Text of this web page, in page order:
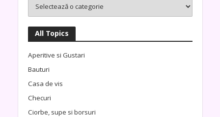
All Topics
Aperitive si Gustari
Bauturi
Casa de vis
Checuri
Ciorbe, supe si borsuri